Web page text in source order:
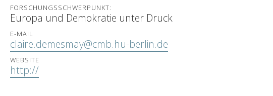
FORSCHUNGSSCHWERPUNKT:
Europa und Demokratie unter Druck
E-MAIL
claire.demesmay@cmb.hu-berlin.de
WEBSITE
http://